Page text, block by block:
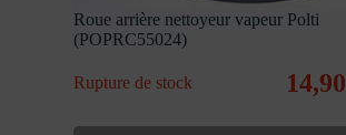
Roue arrière nettoyeur vapeur Polti
(POPRC55024)
Rupture de stock 14,90